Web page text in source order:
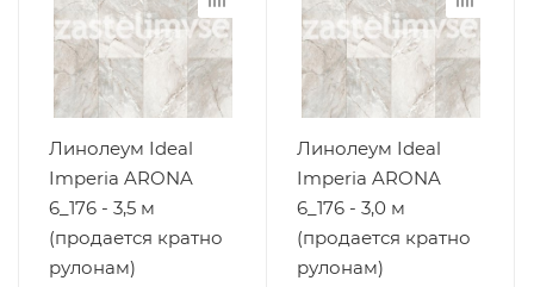
Линолеум Ideal
Imperia ARONA
6_176 - 3,5 м
(продается кратно
рулонам)
Линолеум Ideal
Imperia ARONA
6_176 - 3,0 м
(продается кратно
рулонам)